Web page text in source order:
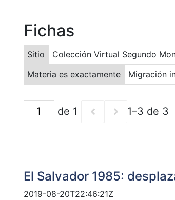
Fichas
Sitio
Colección Virtual Segundo
Materia es exactamente
Migración
de 1 1–3 de 3
El Salvador 1985:
2019-08-20T22:46:21Z